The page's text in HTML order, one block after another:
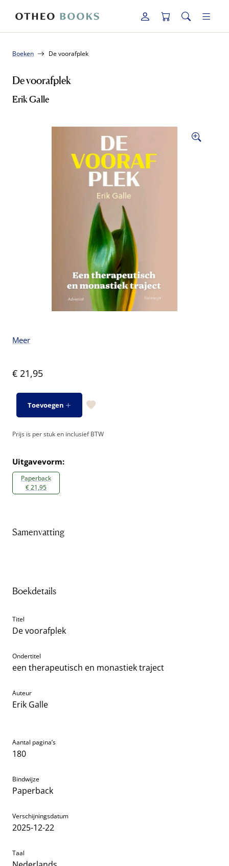
Boeken De voorafplek
De voorafplek
Erik Galle
Meer
€ 21,95
Toevoegen
Prijs is per stuk en inclusief BTW
Uitgavevorm:
Paperback
€ 21,95
Samenvatting
Boekdetails
Titel
De voorafplek
Ondertitel
een therapeutisch en monastiek traject
Auteur
Erik Galle
Aantal pagina’s
180
Bindwijze
Paperback
Verschijningsdatum
2025-12-22
Taal